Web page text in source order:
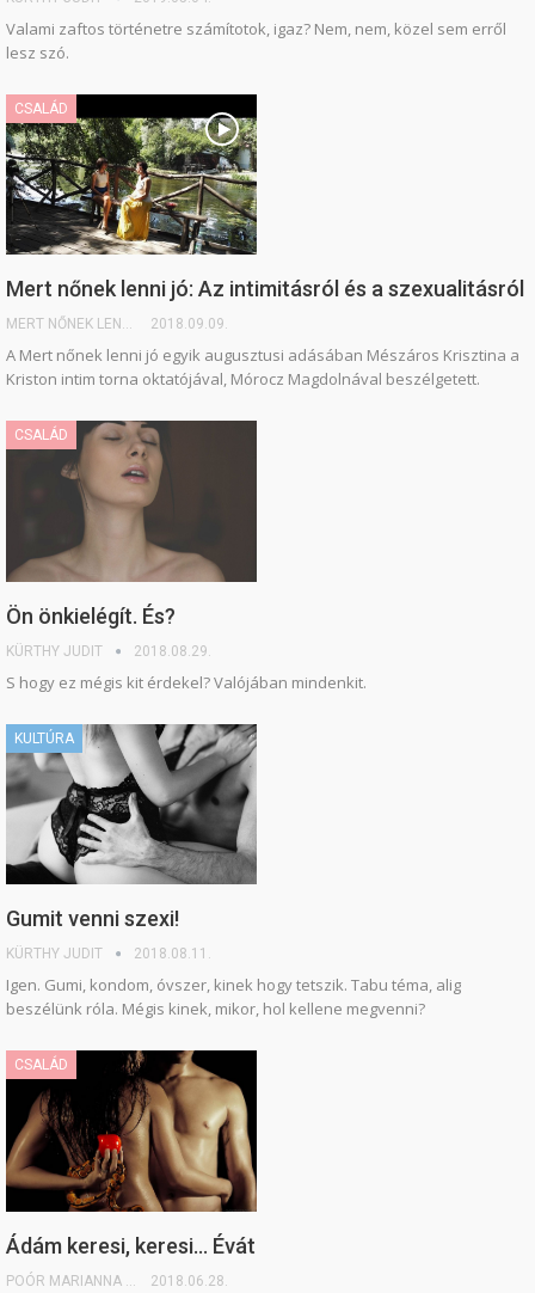
Valami zaftos történetre számítotok, igaz? Nem, nem, közel sem erről
lesz szó.
CSALÁD
Mert nőnek lenni jó: Az intimitásról és a szexualitásról
MERT NŐNEK LENNI JÓ 2018.09.09.
A Mert nőnek lenni jó egyik augusztusi adásában Mészáros Krisztina a
Kriston intim torna oktatójával, Mórocz Magdolnával beszélgetett.
CSALÁD
Ön önkielégít. És?
KÜRTHY JUDIT 2018.08.29.
S hogy ez mégis kit érdekel? Valójában mindenkit.
KULTÚRA
Gumit venni szexi!
KÜRTHY JUDIT 2018.08.11.
Igen. Gumi, kondom, óvszer, kinek hogy tetszik. Tabu téma, alig
beszélünk róla. Mégis kinek, mikor, hol kellene megvenni?
CSALÁD
Ádám keresi, keresi… Évát
2018.06.28.